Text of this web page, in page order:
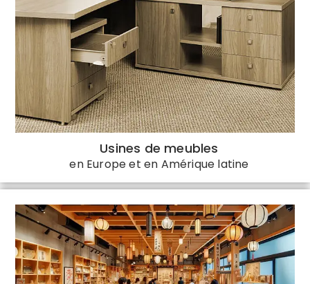
Usines de meubles
en Europe et en Amérique latine